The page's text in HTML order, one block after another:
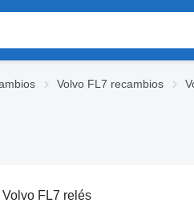
Volvo FL7 recambios
Volvo FL7 relés